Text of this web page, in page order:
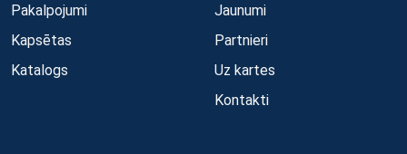
Pakalpojumi
Kapsētas
Katalogs
Jaunumi
Partnieri
Uz kartes
Kontakti